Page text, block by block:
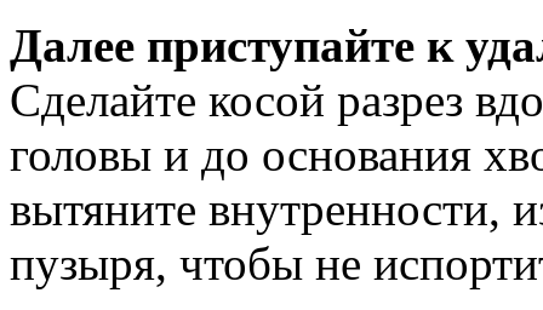
Далее приступайте к
Сделайте косой разрез
головы и до основания
вытяните внутренности,
пузыря, чтобы не